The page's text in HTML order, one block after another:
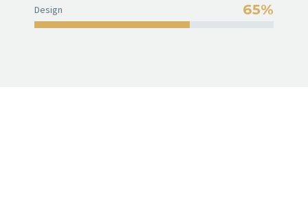
Design 65%